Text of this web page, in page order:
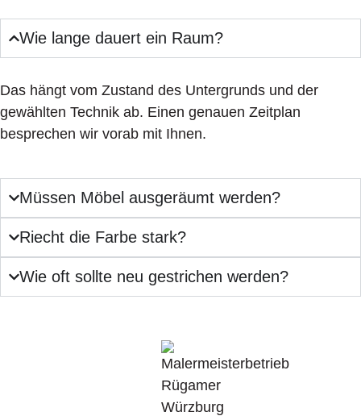
Wie lange dauert ein Raum?
Das hängt vom Zustand des Untergrunds und der
gewählten Technik ab. Einen genauen Zeitplan
besprechen wir vorab mit Ihnen.
Müssen Möbel ausgeräumt werden?
Riecht die Farbe stark?
Wie oft sollte neu gestrichen werden?